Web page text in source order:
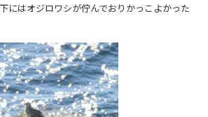
にはオジロワシが佇んでおりかっこよかった